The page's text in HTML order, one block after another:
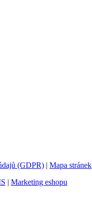
(GDPR) | Mapa stránek
| Marketing eshopu